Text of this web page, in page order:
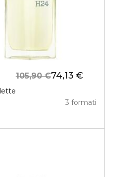
74,13 €
105,90 €
3 formati